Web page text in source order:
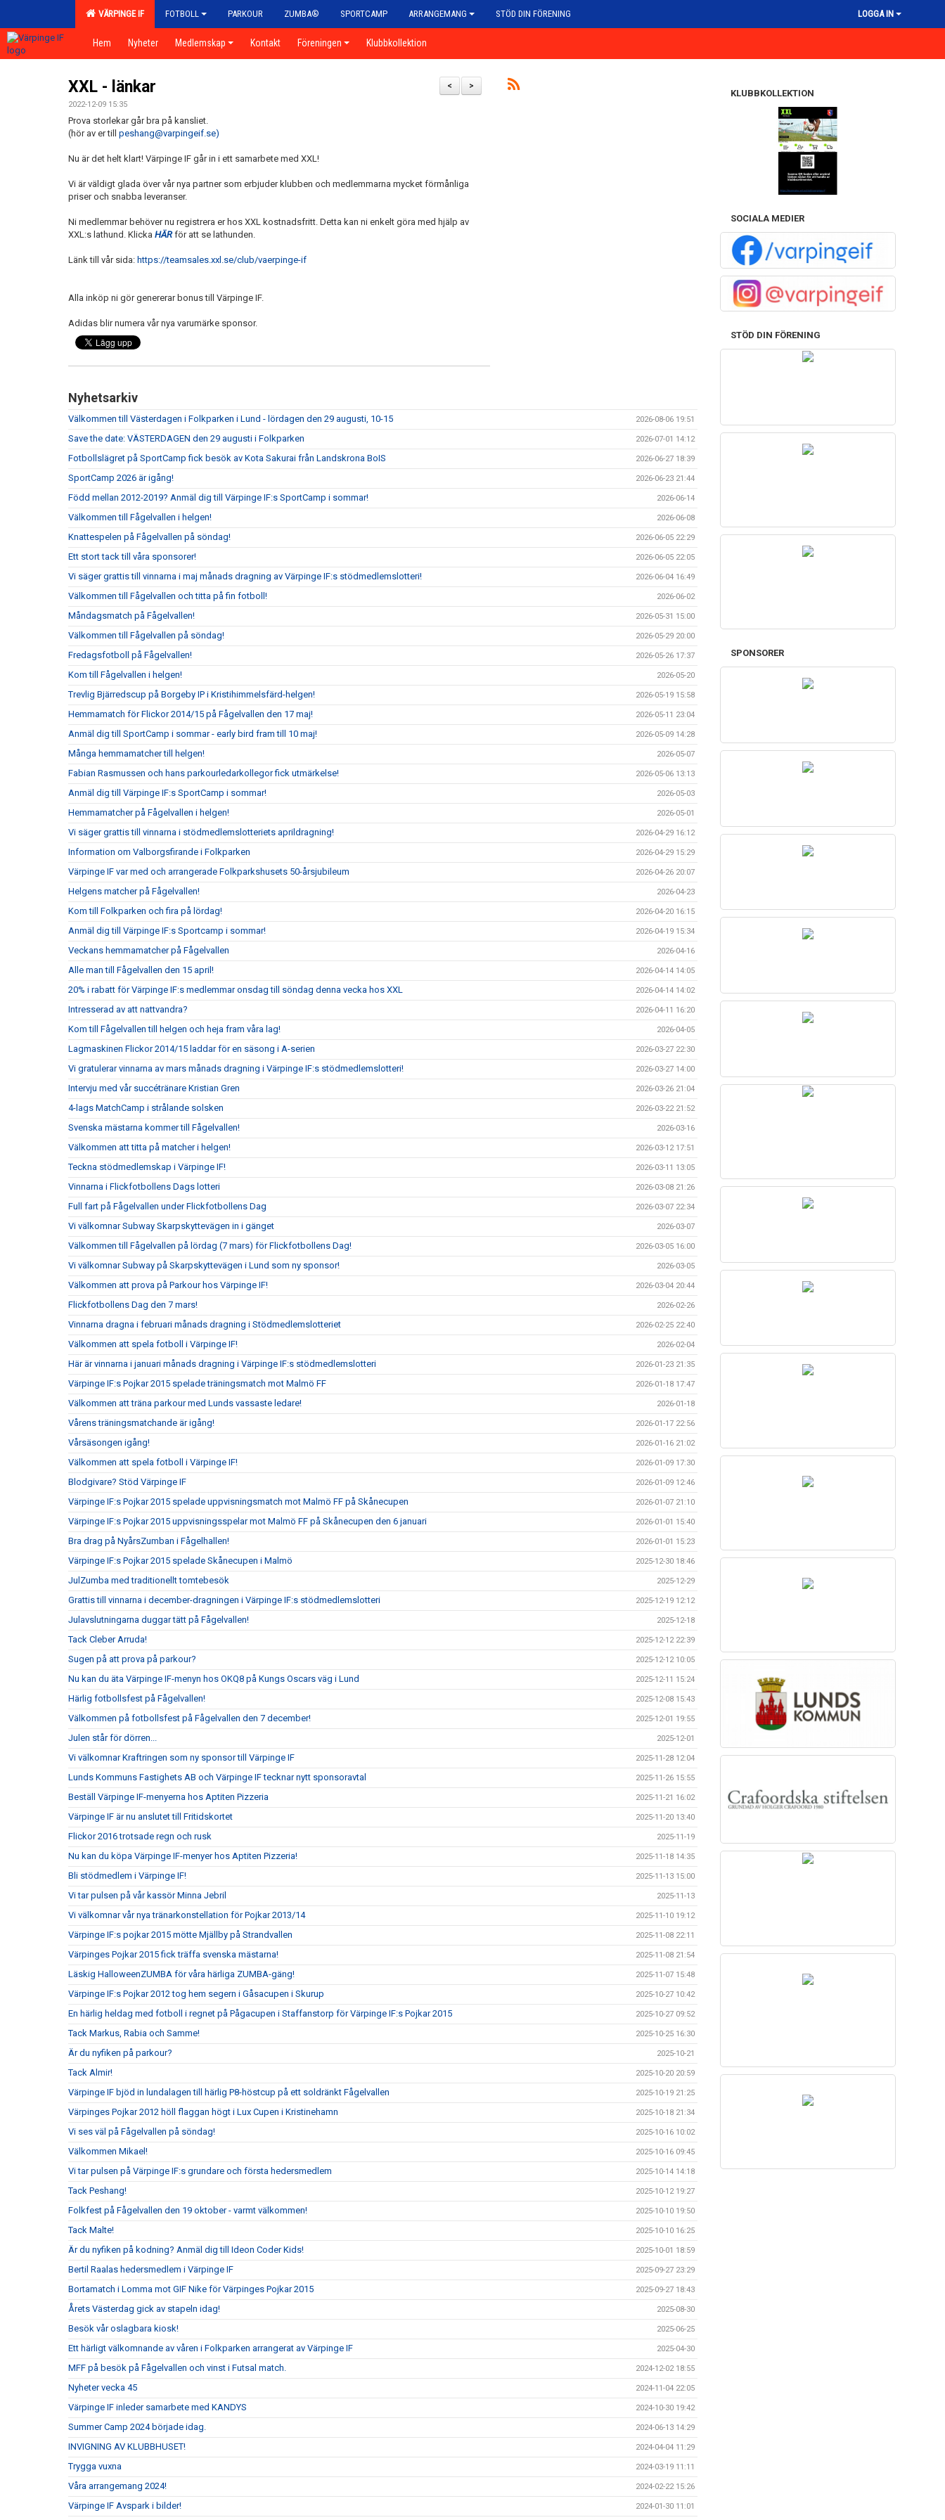
VÄRPINGE IF FOTBOLL PARKOUR ZUMBA® SPORTCAMP ARRANGEMANG STÖD DIN FÖRENING LOGGA IN
Hem Nyheter Medlemskap Kontakt Föreningen Klubbkollektion
>
<
XXL - länkar
2022-12-09 15:35
Prova storlekar går bra på kansliet.
(hör av er till peshang@varpingeif.se)
Nu är det helt klart! Värpinge IF går in i ett samarbete med XXL!
Vi är väldigt glada över vår nya partner som erbjuder klubben och medlemmarna mycket förmånliga
priser och snabba leveranser.
Ni medlemmar behöver nu registrera er hos XXL kostnadsfritt. Detta kan ni enkelt göra med hjälp av
XXL:s lathund. Klicka HÄR för att se lathunden.
Länk till vår sida: https://teamsales.xxl.se/club/vaerpinge-if
Alla inköp ni gör genererar bonus till Värpinge IF.
Adidas blir numera vår nya varumärke sponsor.
Nyhetsarkiv
Välkommen till Västerdagen i Folkparken i Lund - lördagen den 29 augusti, 10-15 2026-08-06 19:51
Save the date: VÄSTERDAGEN den 29 augusti i Folkparken 2026-07-01 14:12
Fotbollslägret på SportCamp fick besök av Kota Sakurai från Landskrona BoIS 2026-06-27 18:39
SportCamp 2026 är igång! 2026-06-23 21:44
Född mellan 2012-2019? Anmäl dig till Värpinge IF:s SportCamp i sommar! 2026-06-14
Välkommen till Fågelvallen i helgen! 2026-06-08
Knattespelen på Fågelvallen på söndag! 2026-06-05 22:29
Ett stort tack till våra sponsorer! 2026-06-05 22:05
Vi säger grattis till vinnarna i maj månads dragning av Värpinge IF:s stödmedlemslotteri! 2026-06-04 16:49
Välkommen till Fågelvallen och titta på fin fotboll! 2026-06-02
Måndagsmatch på Fågelvallen! 2026-05-31 15:00
Välkommen till Fågelvallen på söndag! 2026-05-29 20:00
Fredagsfotboll på Fågelvallen! 2026-05-26 17:37
Kom till Fågelvallen i helgen! 2026-05-20
Trevlig Bjärredscup på Borgeby IP i Kristihimmelsfärd-helgen! 2026-05-19 15:58
Hemmamatch för Flickor 2014/15 på Fågelvallen den 17 maj! 2026-05-11 23:04
Anmäl dig till SportCamp i sommar - early bird fram till 10 maj! 2026-05-09 14:28
Många hemmamatcher till helgen! 2026-05-07
Fabian Rasmussen och hans parkourledarkollegor fick utmärkelse! 2026-05-06 13:13
Anmäl dig till Värpinge IF:s SportCamp i sommar! 2026-05-03
Hemmamatcher på Fågelvallen i helgen! 2026-05-01
Vi säger grattis till vinnarna i stödmedlemslotteriets aprildragning! 2026-04-29 16:12
Information om Valborgsfirande i Folkparken 2026-04-29 15:29
Värpinge IF var med och arrangerade Folkparkshusets 50-årsjubileum 2026-04-26 20:07
Helgens matcher på Fågelvallen! 2026-04-23
Kom till Folkparken och fira på lördag! 2026-04-20 16:15
Anmäl dig till Värpinge IF:s Sportcamp i sommar! 2026-04-19 15:34
Veckans hemmamatcher på Fågelvallen 2026-04-16
Alle man till Fågelvallen den 15 april! 2026-04-14 14:05
20% i rabatt för Värpinge IF:s medlemmar onsdag till söndag denna vecka hos XXL 2026-04-14 14:02
Intresserad av att nattvandra? 2026-04-11 16:20
Kom till Fågelvallen till helgen och heja fram våra lag! 2026-04-05
Lagmaskinen Flickor 2014/15 laddar för en säsong i A-serien 2026-03-27 22:30
Vi gratulerar vinnarna av mars månads dragning i Värpinge IF:s stödmedlemslotteri! 2026-03-27 14:00
Intervju med vår succétränare Kristian Gren 2026-03-26 21:04
4-lags MatchCamp i strålande solsken 2026-03-22 21:52
Svenska mästarna kommer till Fågelvallen! 2026-03-16
Välkommen att titta på matcher i helgen! 2026-03-12 17:51
Teckna stödmedlemskap i Värpinge IF! 2026-03-11 13:05
Vinnarna i Flickfotbollens Dags lotteri 2026-03-08 21:26
Full fart på Fågelvallen under Flickfotbollens Dag 2026-03-07 22:34
Vi välkomnar Subway Skarpskyttevägen in i gänget 2026-03-07
Välkommen till Fågelvallen på lördag (7 mars) för Flickfotbollens Dag! 2026-03-05 16:00
Vi välkomnar Subway på Skarpskyttevägen i Lund som ny sponsor! 2026-03-05
Välkommen att prova på Parkour hos Värpinge IF! 2026-03-04 20:44
Flickfotbollens Dag den 7 mars! 2026-02-26
Vinnarna dragna i februari månads dragning i Stödmedlemslotteriet 2026-02-25 22:40
Välkommen att spela fotboll i Värpinge IF! 2026-02-04
Här är vinnarna i januari månads dragning i Värpinge IF:s stödmedlemslotteri 2026-01-23 21:35
Värpinge IF:s Pojkar 2015 spelade träningsmatch mot Malmö FF 2026-01-18 17:47
Välkommen att träna parkour med Lunds vassaste ledare! 2026-01-18
Vårens träningsmatchande är igång! 2026-01-17 22:56
Vårsäsongen igång! 2026-01-16 21:02
Välkommen att spela fotboll i Värpinge IF! 2026-01-09 17:30
Blodgivare? Stöd Värpinge IF 2026-01-09 12:46
Värpinge IF:s Pojkar 2015 spelade uppvisningsmatch mot Malmö FF på Skånecupen 2026-01-07 21:10
Värpinge IF:s Pojkar 2015 uppvisningsspelar mot Malmö FF på Skånecupen den 6 januari 2026-01-01 15:40
Bra drag på NyårsZumban i Fågelhallen! 2026-01-01 15:23
Värpinge IF:s Pojkar 2015 spelade Skånecupen i Malmö 2025-12-30 18:46
JulZumba med traditionellt tomtebesök 2025-12-29
Grattis till vinnarna i december-dragningen i Värpinge IF:s stödmedlemslotteri 2025-12-19 12:12
Julavslutningarna duggar tätt på Fågelvallen! 2025-12-18
Tack Cleber Arruda! 2025-12-12 22:39
Sugen på att prova på parkour? 2025-12-12 10:05
Nu kan du äta Värpinge IF-menyn hos OKQ8 på Kungs Oscars väg i Lund 2025-12-11 15:24
Härlig fotbollsfest på Fågelvallen! 2025-12-08 15:43
Välkommen på fotbollsfest på Fågelvallen den 7 december! 2025-12-01 19:55
Julen står för dörren... 2025-12-01
Vi välkomnar Kraftringen som ny sponsor till Värpinge IF 2025-11-28 12:04
Lunds Kommuns Fastighets AB och Värpinge IF tecknar nytt sponsoravtal 2025-11-26 15:55
Beställ Värpinge IF-menyerna hos Aptiten Pizzeria 2025-11-21 16:02
Värpinge IF är nu anslutet till Fritidskortet 2025-11-20 13:40
Flickor 2016 trotsade regn och rusk 2025-11-19
Nu kan du köpa Värpinge IF-menyer hos Aptiten Pizzeria! 2025-11-18 14:35
Bli stödmedlem i Värpinge IF! 2025-11-13 15:00
Vi tar pulsen på vår kassör Minna Jebril 2025-11-13
Vi välkomnar vår nya tränarkonstellation för Pojkar 2013/14 2025-11-10 19:12
Värpinge IF:s pojkar 2015 mötte Mjällby på Strandvallen 2025-11-08 22:11
Värpinges Pojkar 2015 fick träffa svenska mästarna! 2025-11-08 21:54
Läskig HalloweenZUMBA för våra härliga ZUMBA-gäng! 2025-11-07 15:48
Värpinge IF:s Pojkar 2012 tog hem segern i Gåsacupen i Skurup 2025-10-27 10:42
En härlig heldag med fotboll i regnet på Pågacupen i Staffanstorp för Värpinge IF:s Pojkar 2015 2025-10-27 09:52
Tack Markus, Rabia och Samme! 2025-10-25 16:30
Är du nyfiken på parkour? 2025-10-21
Tack Almir! 2025-10-20 20:59
Värpinge IF bjöd in lundalagen till härlig P8-höstcup på ett soldränkt Fågelvallen 2025-10-19 21:25
Värpinges Pojkar 2012 höll flaggan högt i Lux Cupen i Kristinehamn 2025-10-18 21:34
Vi ses väl på Fågelvallen på söndag! 2025-10-16 10:02
Välkommen Mikael! 2025-10-16 09:45
Vi tar pulsen på Värpinge IF:s grundare och första hedersmedlem 2025-10-14 14:18
Tack Peshang! 2025-10-12 19:27
Folkfest på Fågelvallen den 19 oktober - varmt välkommen! 2025-10-10 19:50
Tack Malte! 2025-10-10 16:25
Är du nyfiken på kodning? Anmäl dig till Ideon Coder Kids! 2025-10-01 18:59
Bertil Raalas hedersmedlem i Värpinge IF 2025-09-27 23:29
Bortamatch i Lomma mot GIF Nike för Värpinges Pojkar 2015 2025-09-27 18:43
Årets Västerdag gick av stapeln idag! 2025-08-30
Besök vår oslagbara kiosk! 2025-06-25
Ett härligt välkomnande av våren i Folkparken arrangerat av Värpinge IF 2025-04-30
MFF på besök på Fågelvallen och vinst i Futsal match. 2024-12-02 18:55
Nyheter vecka 45 2024-11-04 22:05
Värpinge IF inleder samarbete med KANDYS 2024-10-30 19:42
Summer Camp 2024 började idag. 2024-06-13 14:29
INVIGNING AV KLUBBHUSET! 2024-04-04 11:29
Trygga vuxna 2024-03-19 11:11
Våra arrangemang 2024! 2024-02-22 15:26
Värpinge IF Avspark i bilder! 2024-01-30 11:01
KLUBBKOLLEKTION
SOCIALA MEDIER
STÖD DIN FÖRENING
SPONSORER